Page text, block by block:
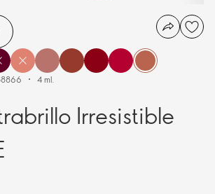
Irresistible
4 ml.